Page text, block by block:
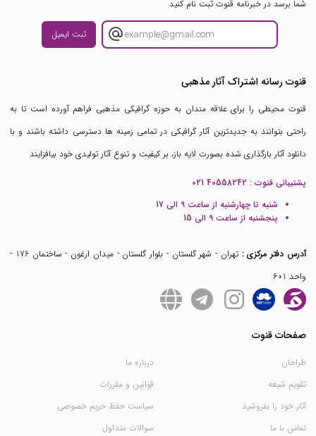
شما برسد در خبرنامه قنوت ثبت نام کنید
ثبت ایمیل
قنوت رسانه اشتراک آثار مذهبی
قنوت محیطی را برای علاقه مندان به حوزه گرافیکی مذهبی فراهم آورده است تا به
راحتی بتوانند به جدیدترین آثار گرافیکی در تمامی زمینه ها دسترسی داشته باشند و با
دانلود آثار بارگذاری شده بصورت لایه باز، بر کیفیت و تنوع آثار تولیدی خود بیافزایند
پشتیبانی قنوت : 021 40558242
شنبه تا چهارشنبه از ساعت 9 الی 17
پنجشنبه از ساعت 9 الی 15
آدرس دفتر مرکزی :
تهران - شهر گلستان - بلوار گلستان - میدان ارغون - ساختمان 176 -
واحد 601
صفحات قنوت
طراحان
تقویم شیعه
آثار خود را بفروشید
تماس با ما
درباره ما
قوانین و مقررات
سیاست حفظ حریم خصوصی
سوالات متداول